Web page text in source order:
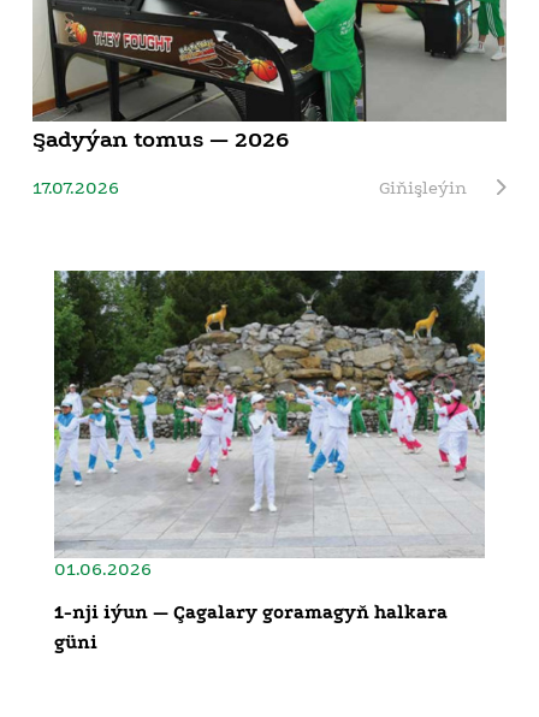
Şadyýan tomus — 2026
17.07.2026 Giňişleýin
01.06.2026
1-nji iýun — Çagalary goramagyň halkara
güni